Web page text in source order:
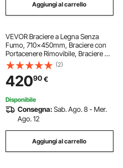
Aggiungi al carrello
VEVOR Braciere a Legna Senza
Fumo, 710x450mm, Braciere con
Portacenere Rimovibile, Braciere da
Esterno Portatile per Interni in
Acciaio Inox SUS430, per Giardino
Cortile Campeggio da Esterno
(2)
42090€
Disponibile
Consegna:Sab. Ago. 8 - Mer.
Ago. 12
Aggiungi al carrello